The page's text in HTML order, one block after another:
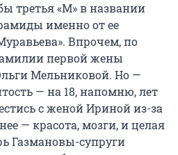
третья «М» в названии
именно от ее
Впрочем, по
первой жены
Мельниковой. Но —
— на 18, напомню, лет
с женой Ириной из-за
— красота, мозги, и целая
Газмановы-супруги